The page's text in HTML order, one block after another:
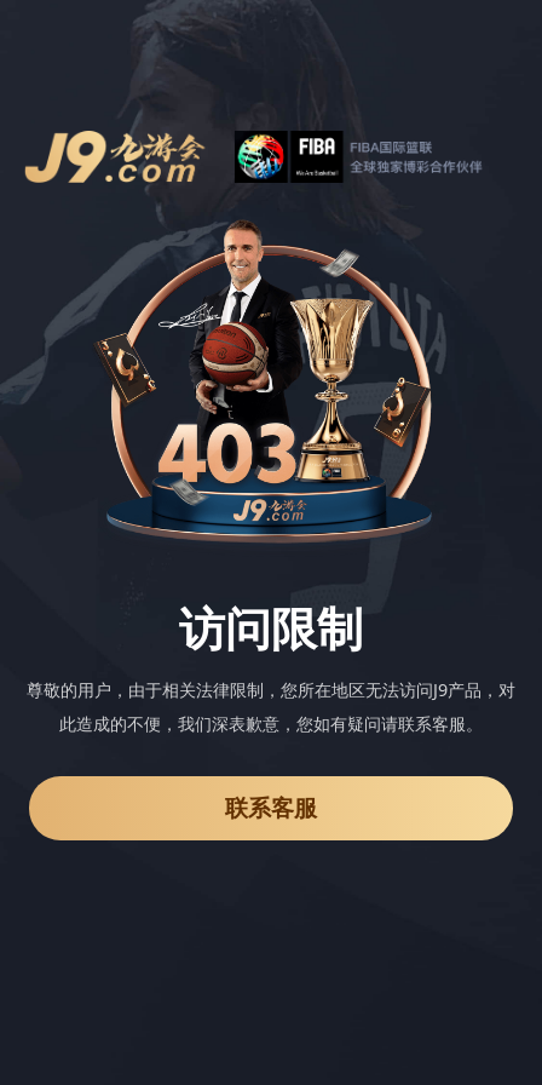
访问限制
尊敬的用户，由于相关法律限制，您所在地区无法访问J9产品，对
此造成的不便，我们深表歉意，您如有疑问请联系客服。
联系客服